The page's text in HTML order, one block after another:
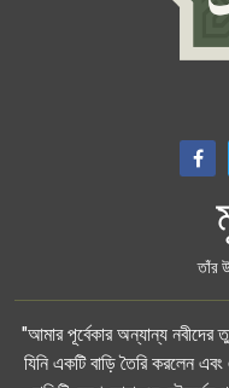
তাঁর
"আমার পূর্বেকার অন্যান্য
যিনি একটি বাড়ি তৈরি করলেন